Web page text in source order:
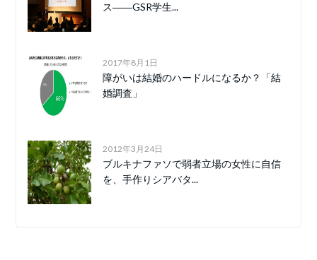
ス――GSR学生...
2017年8月1日
障がいは結婚のハードルになるか？「結
婚調査」
2012年3月24日
ブルキナファソで弱者立場の女性に自信
を、手作りシアバタ...